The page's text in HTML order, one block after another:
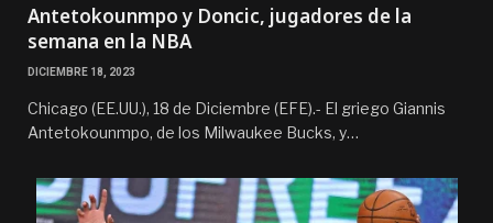
Antetokounmpo y Doncic, jugadores de la
semana en la NBA
DICIEMBRE 18, 2023
Chicago (EE.UU.), 18 de Diciembre (EFE).- El griego Giannis
Antetokounmpo, de los Milwaukee Bucks, y…